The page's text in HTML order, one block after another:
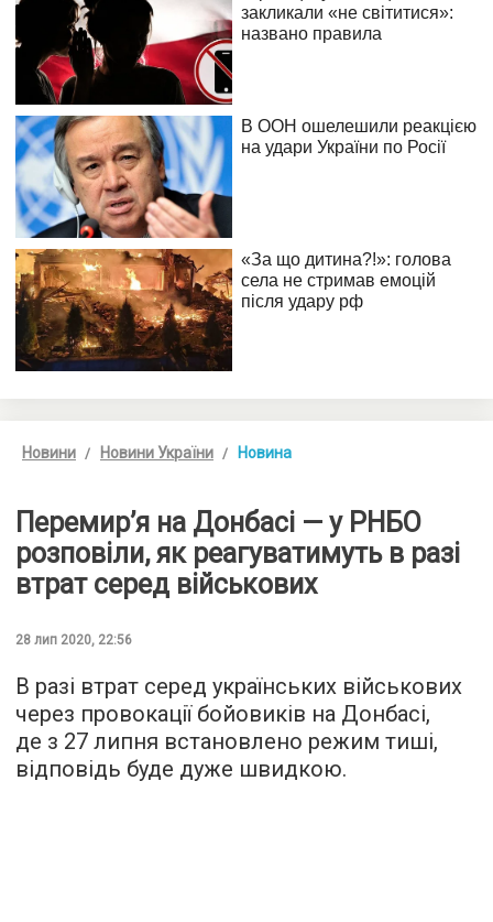
Новини Новини України Новина
Перемир’я на Донбасі — у РНБО
розповіли, як реагуватимуть в разі
втрат серед військових
28 лип 2020, 22:56
В разі втрат серед українських військових
через провокації бойовиків на Донбасі,
де з 27 липня встановлено режим тиші,
відповідь буде дуже швидкою.